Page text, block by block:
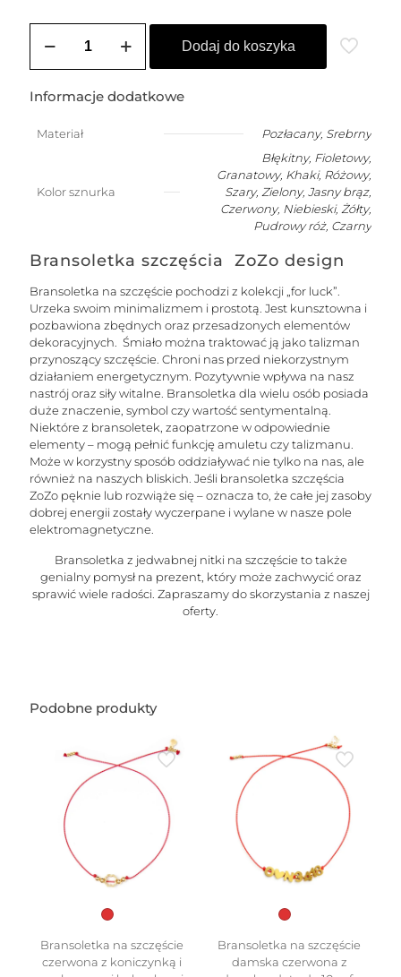
ZOZO
bransoletka
na
szczęście
słoneczkiem
Dodaj do koszyka
Informacje dodatkowe
Materiał Pozłacany, Srebrny
Kolor sznurka
Błękitny, Fioletowy,
Granatowy, Khaki, Różowy,
Szary, Zielony, Jasny brąz,
Czerwony, Niebieski, Żółty,
Pudrowy róż, Czarny
Bransoletka szczęścia ZoZo design
Bransoletka na szczęście pochodzi z kolekcji „for luck”.
Urzeka swoim minimalizmem i prostotą. Jest kunsztowna i
pozbawiona zbędnych oraz przesadzonych elementów
dekoracyjnych. Śmiało można traktować ją jako talizman
przynoszący szczęście. Chroni nas przed niekorzystnym
działaniem energetycznym. Pozytywnie wpływa na nasz
nastrój oraz siły witalne. Bransoletka dla wielu osób posiada
duże znaczenie, symbol czy wartość sentymentalną.
Niektóre z bransoletek, zaopatrzone w odpowiednie
elementy – mogą pełnić funkcję amuletu czy talizmanu.
Może w korzystny sposób oddziaływać nie tylko na nas, ale
również na naszych bliskich. Jeśli bransoletka szczęścia
ZoZo pęknie lub rozwiąże się – oznacza to, że całe jej zasoby
dobrej energii zostały wyczerpane i wylane w nasze pole
elektromagnetyczne.
Bransoletka z jedwabnej nitki na szczęście to także
genialny pomysł na prezent, który może zachwycić oraz
sprawić wiele radości. Zapraszamy do skorzystania z naszej
oferty.
Podobne produkty
Bransoletka na szczęście
czerwona z koniczynką i
Bransoletka na szczęście
damska czerwona z